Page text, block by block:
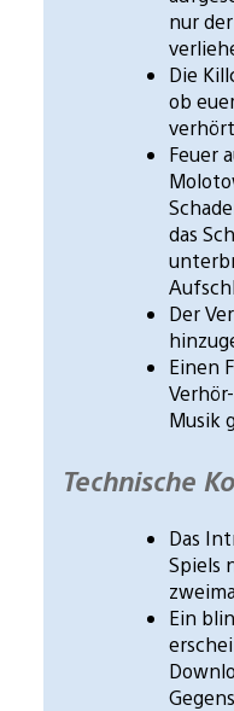
nur
Die
ob
Feuer
das
Der
Einen
Musik
Technische
Das
Spiels
Ein